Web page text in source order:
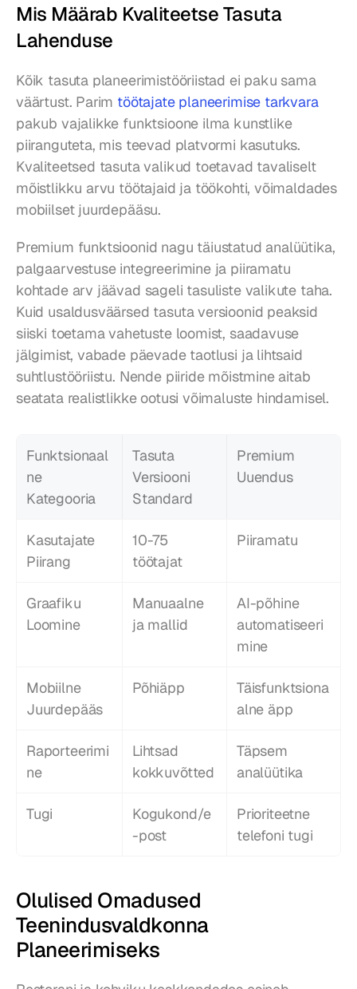
Mis Määrab Kvaliteetse Tasuta
Lahenduse
Kõik tasuta planeerimistööriistad ei paku sama
väärtust. Parim töötajate planeerimise tarkvara
pakub vajalikke funktsioone ilma kunstlike
piiranguteta, mis teevad platvormi kasutuks.
Kvaliteetsed tasuta valikud toetavad tavaliselt
mõistlikku arvu töötajaid ja töökohti, võimaldades
mobiilset juurdepääsu.
Premium funktsioonid nagu täiustatud analüütika,
palgaarvestuse integreerimine ja piiramatu
kohtade arv jäävad sageli tasuliste valikute taha.
Kuid usaldusväärsed tasuta versioonid peaksid
siiski toetama vahetuste loomist, saadavuse
jälgimist, vabade päevade taotlusi ja lihtsaid
suhtlustööriistu. Nende piiride mõistmine aitab
seatata realistlikke ootusi võimaluste hindamisel.
Funktsionaal
ne
Kategooria
Tasuta
Versiooni
Standard
Premium
Uuendus
Kasutajate
Piirang
10-75
töötajat
Piiramatu
Graafiku
Loomine
Manuaalne
ja mallid
AI-põhine
automatiseeri
mine
Mobiilne
Juurdepääs
Põhiäpp
Täisfunktsiona
alne äpp
Raporteerimi
ne
Lihtsad
kokkuvõtted
Täpsem
analüütika
Tugi
Kogukond/e
-post
Prioriteetne
telefoni tugi
Olulised Omadused
Teenindusvaldkonna
Planeerimiseks